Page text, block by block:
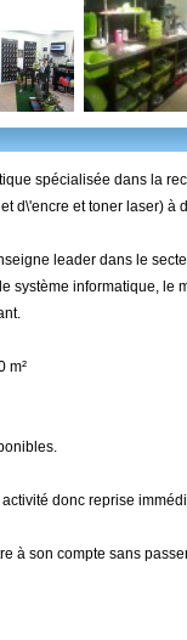
spécialisée dans la
d\'encre et toner laser) à
leader dans le
système informatique, le
m²
donc reprise
à son compte sans